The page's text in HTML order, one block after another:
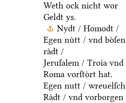
Weth ock nicht wor
Geldt ys.
Nydt / Homodt /
Egen nuͤtt / vnd boͤſen
raͤdt /
Jeruſalem / Troia vnd
Roma vorſtoͤrt hat.
Egen nutt / wreuelſch
Raͤdt / vnd vorborgen